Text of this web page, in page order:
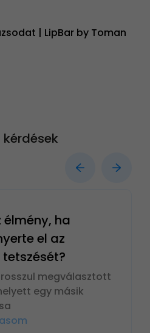
| LipBar by Toman
élmény, ha
el az
megválasztott
egy másik